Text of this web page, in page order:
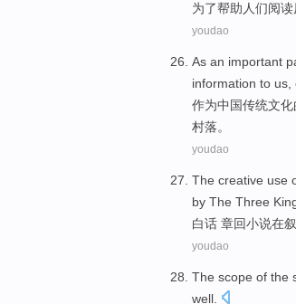
为了帮助 人们阅
youdao
As an important
information to us,
作为中国传统文化
村落。
youdao
The creative use
by The Three
白话 章回小说在
youdao
The scope of the
well.